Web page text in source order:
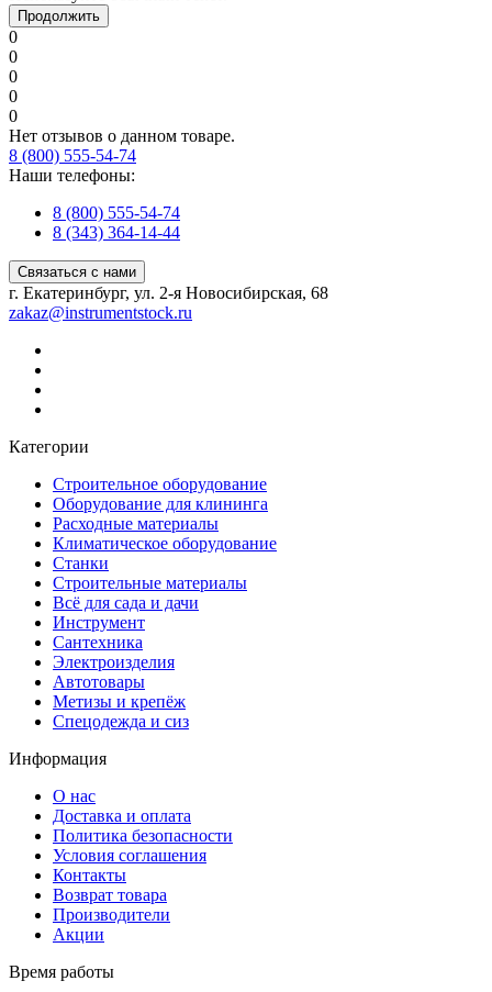
Продолжить
0
0
0
0
0
Нет отзывов о данном товаре.
8 (800) 555-54-74
Наши телефоны:
8 (800) 555-54-74
8 (343) 364-14-44
Связаться с нами
г. Екатеринбург, ул. 2-я Новосибирская, 68
zakaz@instrumentstock.ru
Категории
Строительное оборудование
Оборудование для клининга
Расходные материалы
Климатическое оборудование
Станки
Строительные материалы
Всё для сада и дачи
Инструмент
Сантехника
Электроизделия
Автотовары
Метизы и крепёж
Спецодежда и сиз
Информация
О нас
Доставка и оплата
Политика безопасности
Условия соглашения
Контакты
Возврат товара
Производители
Акции
Время работы